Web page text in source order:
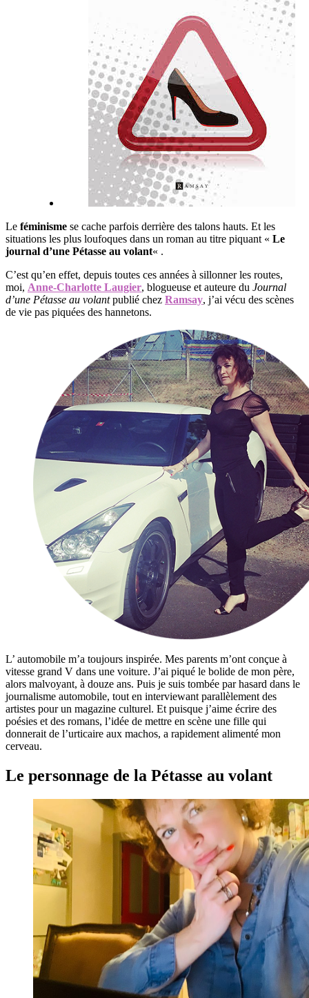
Le féminisme se cache parfois derrière des talons hauts. Et les
situations les plus loufoques dans un roman au titre piquant « Le
journal d’une Pétasse au volant« .
C’est qu’en effet, depuis toutes ces années à sillonner les routes,
moi, Anne-Charlotte Laugier, blogueuse et auteure du Journal
d’une Pétasse au volantpublié chez Ramsay, j’ai vécu des scènes
de vie pas piquées des hannetons.
L’ automobile m’a toujours inspirée. Mes parents m’ont conçue à
vitesse grand V dans une voiture. J’ai piqué le bolide de mon père,
alors malvoyant, à douze ans. Puis je suis tombée par hasard dans le
journalisme automobile, tout en interviewant parallèlement des
artistes pour un magazine culturel. Et puisque j’aime écrire des
poésies et des romans, l’idée de mettre en scène une fille qui
donnerait de l’urticaire aux machos, a rapidement alimenté mon
cerveau.
Le personnage de la Pétasse au volant